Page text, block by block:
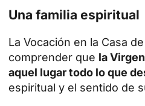
Una familia espiritual
La Vocación en la Casa
comprender que la
aquel lugar todo lo que
espiritual y el sentido de